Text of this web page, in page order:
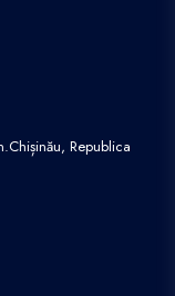
Republica